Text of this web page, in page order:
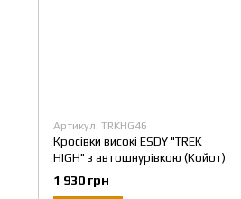
Артикул: TRKHG46
Кросівки високі ESDY "TREK
HIGH" з автошнурівкою (Койот)
1 930 грн